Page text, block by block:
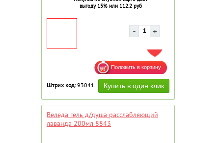
выгоду 15% или 112.2 руб
ДОБАВИТЬ В ИЗБРАННОЕ
Штрих код: 93041
Веледа гель д/душа расслабляющий
лаванда 200мл 8843